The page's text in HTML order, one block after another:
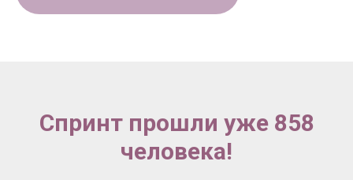
Спринт прошли уже 858
человека!